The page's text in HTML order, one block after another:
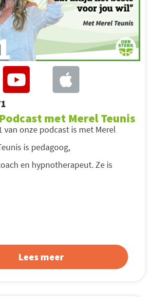
met Merel Teunis
van onze podcast is met Merel
is pedagoog,
en hypnotherapeut. Ze is
Lees meer